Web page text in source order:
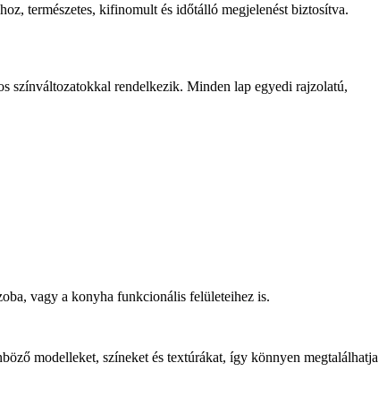
természetes, kifinomult és időtálló megjelenést biztosítva.
színváltozatokkal rendelkezik. Minden lap egyedi rajzolatú,
vagy a konyha funkcionális felületeihez is.
modelleket, színeket és textúrákat, így könnyen megtalálhatja